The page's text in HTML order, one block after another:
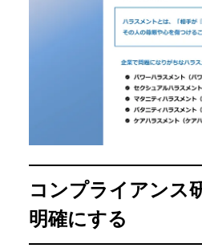
コンプライアンス
明確にする